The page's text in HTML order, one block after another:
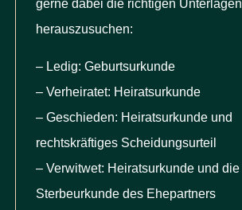
gerne dabei die richtigen Unterlagen
herauszusuchen:
– Ledig: Geburtsurkunde
– Verheiratet: Heiratsurkunde
– Geschieden: Heiratsurkunde und
rechtskräftiges Scheidungsurteil
– Verwitwet: Heiratsurkunde und die
Sterbeurkunde des Ehepartners